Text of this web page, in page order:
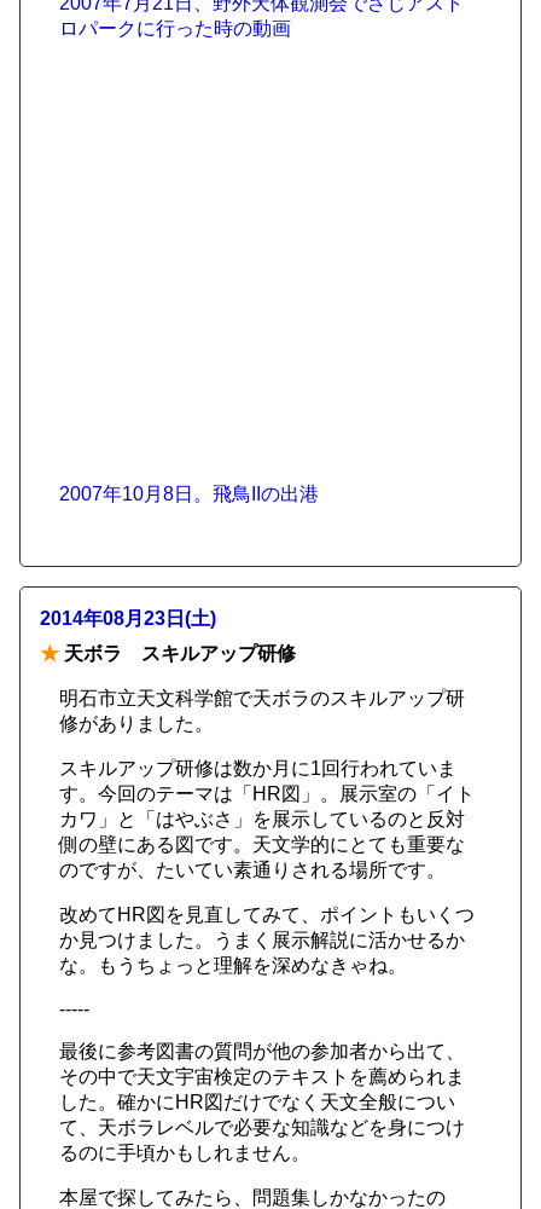
ロパークに行った時の動画
2007年10月8日。飛鳥IIの出港
2014年08月23日(土)
★ 天ボラ スキルアップ研修
明石市立天文科学館で天ボラのスキルアップ研
修がありました。
スキルアップ研修は数か月に1回行われていま
す。今回のテーマは「HR図」。展示室の「イト
カワ」と「はやぶさ」を展示しているのと反対
側の壁にある図です。天文学的にとても重要な
のですが、たいてい素通りされる場所です。
改めてHR図を見直してみて、ポイントもいくつ
か見つけました。うまく展示解説に活かせるか
な。もうちょっと理解を深めなきゃね。
-----
最後に参考図書の質問が他の参加者から出て、
その中で天文宇宙検定のテキストを薦められま
した。確かにHR図だけでなく天文全般につい
て、天ボラレベルで必要な知識などを身につけ
るのに手頃かもしれません。
本屋で探してみたら、問題集しかなかったの